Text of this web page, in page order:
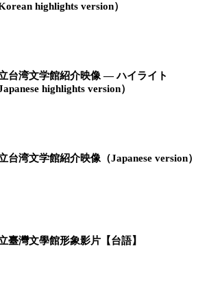
Korean highlights version）
台湾文学館紹介映像 ― ハイライト
Japanese highlights version）
台湾文学館紹介映像（Japanese version）
臺灣文學館形象影片【台語】